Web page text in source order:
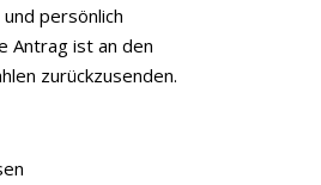
persönlich
Antrag ist an den
zurückzusenden.